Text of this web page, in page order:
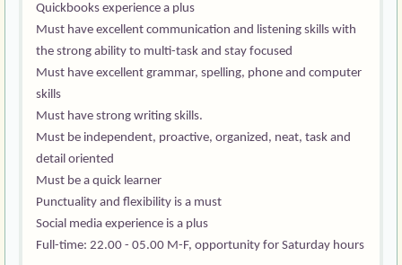
Quickbooks experience a plus
Must have excellent communication and listening skills with
the strong ability to multi-task and stay focused
Must have excellent grammar, spelling, phone and computer
skills
Must have strong writing skills.
Must be independent, proactive, organized, neat, task and
detail oriented
Must be a quick learner
Punctuality and flexibility is a must
Social media experience is a plus
Full-time: 22.00 - 05.00 M-F, opportunity for Saturday hours